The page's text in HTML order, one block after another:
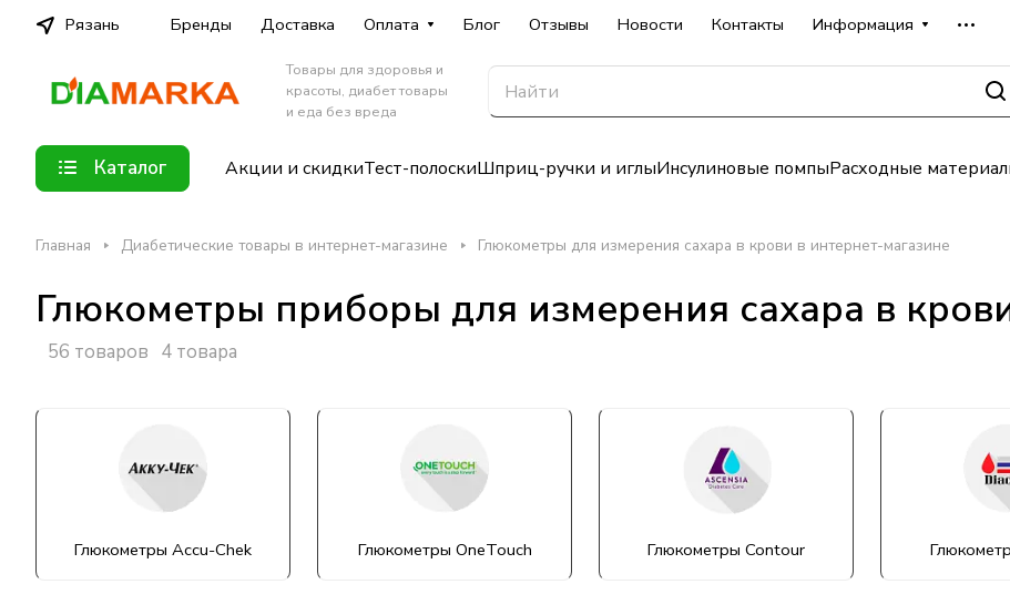
Рязань Бренды Доставка Оплата Блог Отзывы Новости Контакты Информация
Товары для здоровья и
красоты, диабет товары
и еда без вреда
Каталог Акции и скидкиТест-полоскиШприц-ручки и иглыИнсулиновые помпыРасходные
Главная Диабетические товары в интернет-магазине Глюкометры для измерения сахара в крови в интернет-магазине
Глюкометры приборы для измерения сахара в
56 товаров 4 товара
Глюкометры Accu-Chek Глюкометры OneTouch Глюкометры Contour